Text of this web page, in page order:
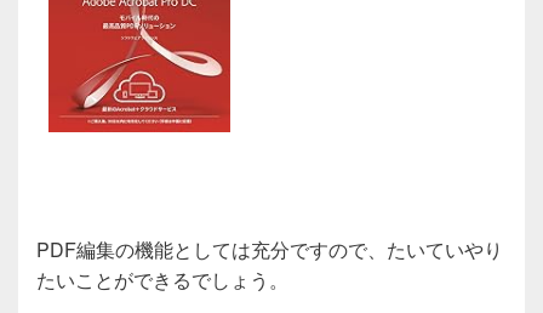
PDF編集の機能としては充分ですので、たいていやり
たいことができるでしょう。